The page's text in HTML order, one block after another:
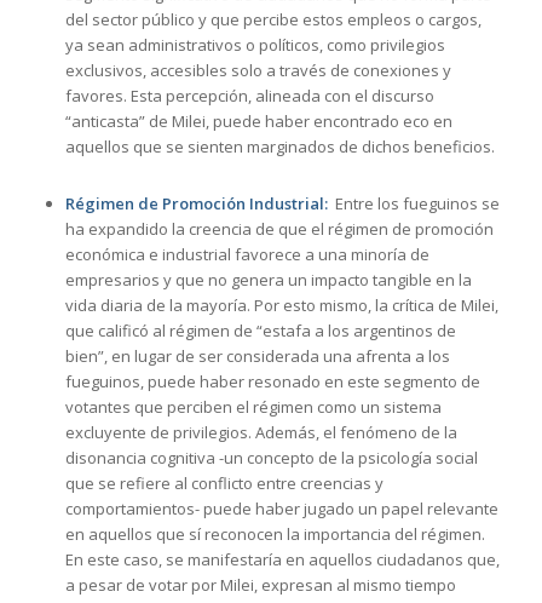
del sector público y que percibe estos empleos o cargos,
ya sean administrativos o políticos, como privilegios
exclusivos, accesibles solo a través de conexiones y
favores. Esta percepción, alineada con el discurso
“anticasta” de Milei, puede haber encontrado eco en
aquellos que se sienten marginados de dichos beneficios.
Régimen de Promoción Industrial: Entre los fueguinos se
ha expandido la creencia de que el régimen de promoción
económica e industrial favorece a una minoría de
empresarios y que no genera un impacto tangible en la
vida diaria de la mayoría. Por esto mismo, la crítica de Milei,
que calificó al régimen de “estafa a los argentinos de
bien”, en lugar de ser considerada una afrenta a los
fueguinos, puede haber resonado en este segmento de
votantes que perciben el régimen como un sistema
excluyente de privilegios. Además, el fenómeno de la
disonancia cognitiva -un concepto de la psicología social
que se refiere al conflicto entre creencias y
comportamientos- puede haber jugado un papel relevante
en aquellos que sí reconocen la importancia del régimen.
En este caso, se manifestaría en aquellos ciudadanos que,
a pesar de votar por Milei, expresan al mismo tiempo